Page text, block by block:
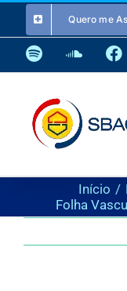
o
conteúdo
Quero me
Spotify
Início
Folha